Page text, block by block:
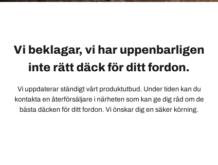
Vi beklagar, vi har uppenbarligen
inte rätt däck för ditt fordon.
Vi uppdaterar ständigt vårt produktutbud. Under tiden kan du
kontakta en återförsäljare i närheten som kan ge dig råd om de
bästa däcken för ditt fordon. Vi önskar dig en säker körning.